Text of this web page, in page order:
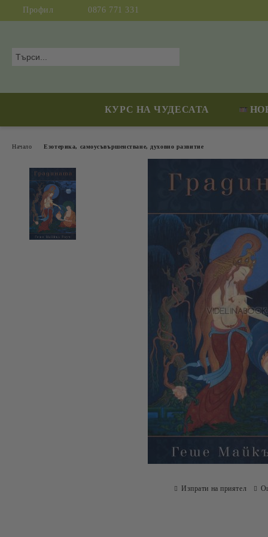
Профил 0876 771 331
КУРС НА ЧУДЕСАТА
Начало Езотерика, самоусъвършенстване, духовно развитие
Изпрати на приятел